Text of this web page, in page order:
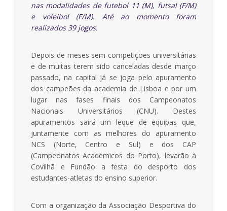
nas modalidades de futebol 11 (M), futsal (F/M)
e voleibol (F/M). Até ao momento foram
realizados 39 jogos.
Depois de meses sem competições universitárias
e de muitas terem sido canceladas desde março
passado, na capital já se joga pelo apuramento
dos campeões da academia de Lisboa e por um
lugar nas fases finais dos Campeonatos
Nacionais Universitários (CNU). Destes
apuramentos sairá um leque de equipas que,
juntamente com as melhores do apuramento
NCS (Norte, Centro e Sul) e dos CAP
(Campeonatos Académicos do Porto), levarão à
Covilhã e Fundão a festa do desporto dos
estudantes-atletas do ensino superior.
Com a organização da Associação Desportiva do